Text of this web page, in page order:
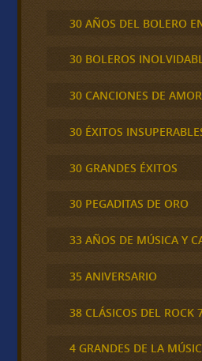
30 AÑOS DEL BOLERO
30 BOLEROS
30 CANCIONES DE AMOR
30 ÉXITOS
30 GRANDES ÉXITOS
30 PEGADITAS DE ORO
33 AÑOS DE MÚSICA Y
35 ANIVERSARIO
38 CLÁSICOS DEL ROCK
4 GRANDES DE LA